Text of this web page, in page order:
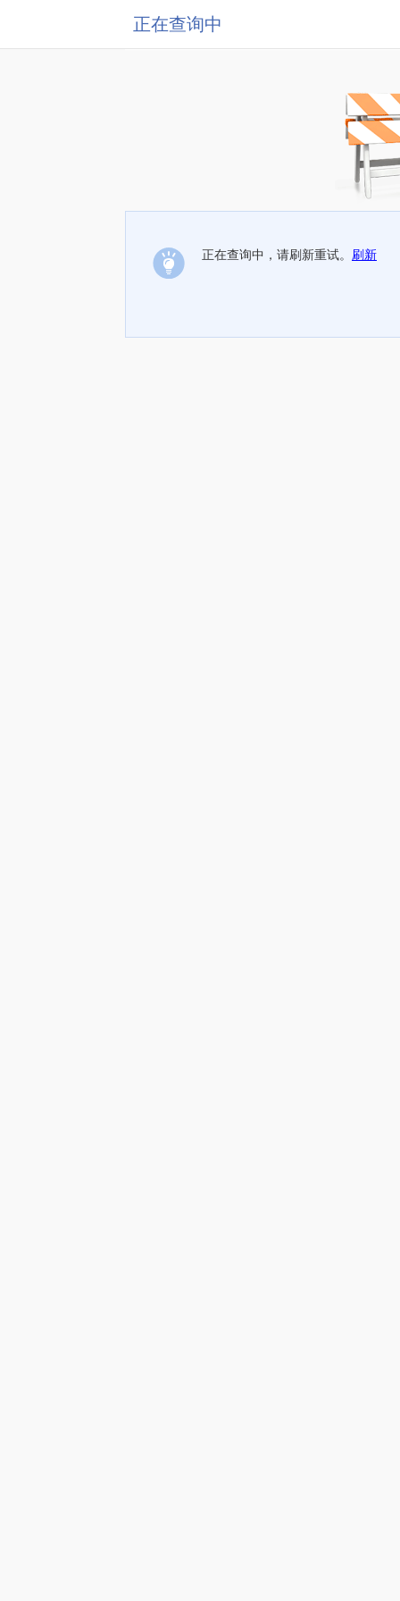
正在查询中
正在查询中，请刷新重试。 刷新